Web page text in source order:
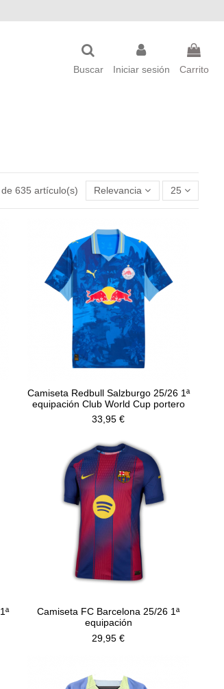
Buscar
Iniciar sesión Carrito
635 artículo(s) Relevancia 25
Camiseta Redbull Salzburgo 25/26 1ª
equipación Club World Cup portero
33,95 €
Camiseta FC Barcelona 25/26 1ª
equipación
29,95 €